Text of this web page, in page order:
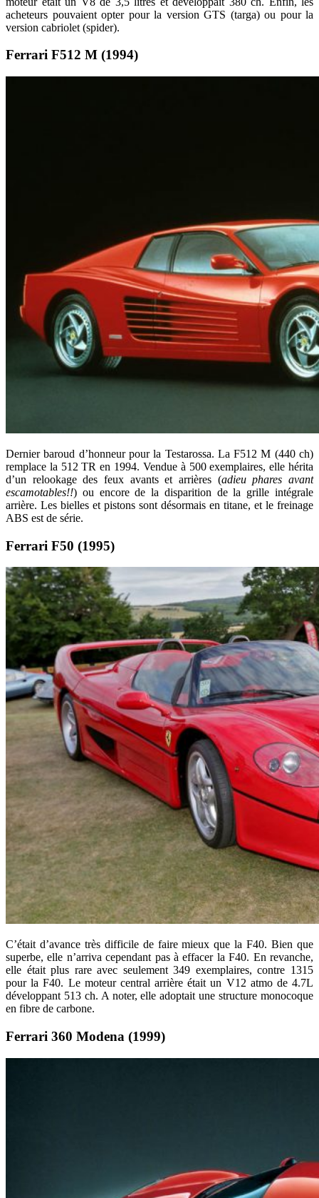
acheteurs pouvaient opter pour la version GTS (targa) ou pour la
version cabriolet (spider).
Ferrari F512 M (1994)
Dernier baroud d’honneur pour la Testarossa. La F512 M (440 ch)
remplace la 512 TR en 1994. Vendue à 500 exemplaires, elle hérita
d’un relookage des feux avants et arrières (adieu phares avant
escamotables!!) ou encore de la disparition de la grille intégrale
arrière. Les bielles et pistons sont désormais en titane, et le freinage
ABS est de série.
Ferrari F50 (1995)
C’était d’avance très difficile de faire mieux que la F40. Bien que
superbe, elle n’arriva cependant pas à effacer la F40. En revanche,
elle était plus rare avec seulement 349 exemplaires, contre 1315
pour la F40. Le moteur central arrière était un V12 atmo de 4.7L
développant 513 ch. A noter, elle adoptait une structure monocoque
en fibre de carbone.
Ferrari 360 Modena (1999)